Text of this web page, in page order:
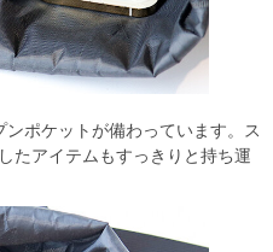
ポケットが備わっています。ス
たアイテムもすっきりと持ち運